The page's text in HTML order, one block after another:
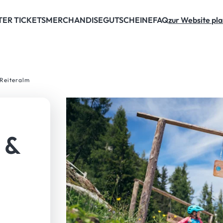
TICKETSMERCHANDISEGUTSCHEINEFAQzur Website